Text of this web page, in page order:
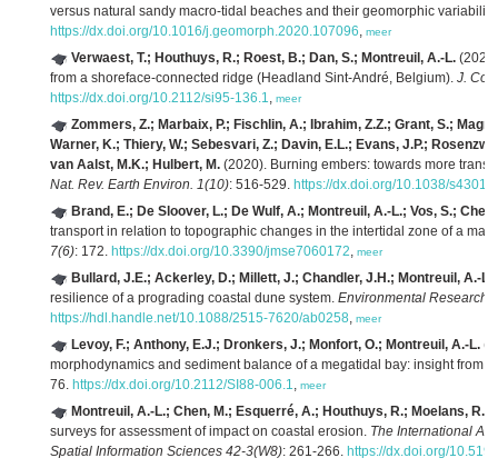
versus natural sandy macro-tidal beaches and their geomorphic
https://dx.doi.org/10.1016/j.geomorph.2020.107096, meer
Verwaest, T.; Houthuys, R.; Roest, B.; Dan, S.; Montreuil, A.-L.
from a shoreface-connected ridge (Headland Sint-André, Belgium). J.
https://dx.doi.org/10.2112/si95-136.1, meer
Zommers, Z.; Marbaix, P.; Fischlin, A.; Ibrahim, Z.Z.; Grant, S.;
Warner, K.; Thiery, W.; Sebesvari, Z.; Davin, E.L.; Evans, J.P.;
van Aalst, M.K.; Hulbert, M. (2020). Burning embers: towards more
Nat. Rev. Earth Environ. 1(10): 516-529. https://dx.doi.org/10.1038/
Brand, E.; De Sloover, L.; De Wulf, A.; Montreuil, A.-L.; Vos, S.;
transport in relation to topographic changes in the intertidal zone of a
7(6): 172. https://dx.doi.org/10.3390/jmse7060172, meer
Bullard, J.E.; Ackerley, D.; Millett, J.; Chandler, J.H.; Montreuil, A.-L.
resilience of a prograding coastal dune system. Environmental Research
https://hdl.handle.net/10.1088/2515-7620/ab0258, meer
Levoy, F.; Anthony, E.J.; Dronkers, J.; Monfort, O.; Montreuil, A.-L.
morphodynamics and sediment balance of a megatidal bay: insight from
76. https://dx.doi.org/10.2112/SI88-006.1, meer
Montreuil, A.-L.; Chen, M.; Esquerré, A.; Houthuys, R.; Moelans, R.;
surveys for assessment of impact on coastal erosion. The International
Spatial Information Sciences 42-3(W8): 261-266. https://dx.doi.org/